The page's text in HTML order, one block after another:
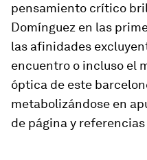
pensamiento crítico
Domínguez en las
las afinidades
encuentro o incluso el
óptica de este
metabolizándose en
de página y